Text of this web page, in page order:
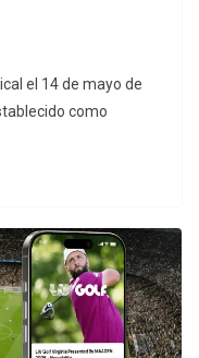
el 14 de mayo de
como